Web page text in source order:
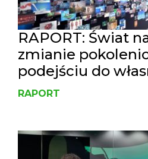
RAPORT: Świat
zmianie
podejściu do
RAPORT